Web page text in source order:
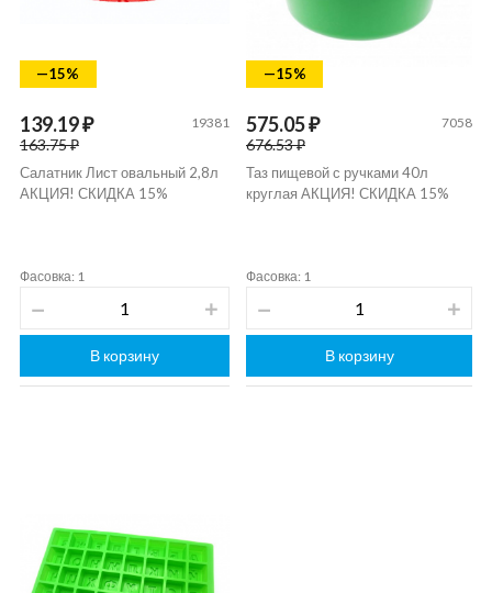
—15%
139.19 ₽
163.75 ₽
19381
Салатник Лист овальный 2,8л
АКЦИЯ! СКИДКА 15%
Фасовка: 1
В корзину
—15%
575.05 ₽
676.53 ₽
7058
Таз пищевой с ручками 40л
круглая АКЦИЯ! СКИДКА 15%
Фасовка: 1
В корзину